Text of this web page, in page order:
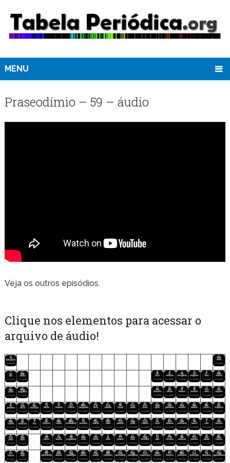
MENU
Praseodímio – 59 – áudio
Veja os outros episódios.
Clique nos elementos para acessar o
arquivo de áudio!